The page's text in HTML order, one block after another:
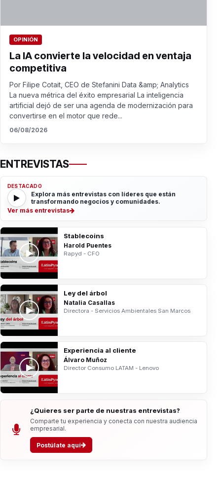
OPINIÓN
La IA convierte la velocidad en ventaja
competitiva
Por Filipe Cotait, CEO de Stefanini Data &amp; Analytics
La nueva métrica del éxito empresarial La inteligencia
artificial dejó de ser una agenda de modernización para
convertirse en el motor que rede...
06/08/2026
ENTREVISTAS
DESTACADO
Explora más entrevistas con líderes que están
transformando negocios y comunidades.
Ver más entrevistas
Stablecoins
Harold Puentes
Rapyd - CFO
Ley del árbol
Natalia Casallas
Directora - Servicios Ambientales San Marcos
Experiencia al cliente
Álvaro Muñoz
Director Consumo LATAM - Lenovo
¿Quieres ser parte de nuestras entrevistas?
Comparte tu experiencia y conecta con nuestra audiencia
empresarial.
Postúlate aquí